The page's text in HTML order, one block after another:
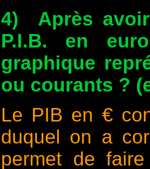
4) Après
P.I.B. en
graphique
ou courants ?
Le PIB en €
duquel on a
permet de